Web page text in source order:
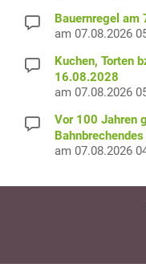
Bauernregel am
am 07.08.2026
Kuchen, Torten
16.08.2028
am 07.08.2026
Vor 100 Jahren
Bahnbrechendes
am 07.08.2026